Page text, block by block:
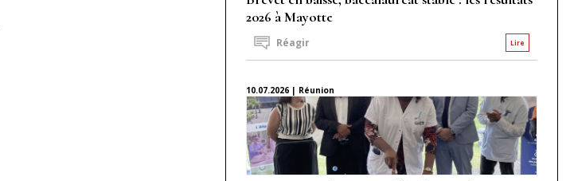
2026 à Mayotte
Lire
Réagir
10.07.2026 | Réunion